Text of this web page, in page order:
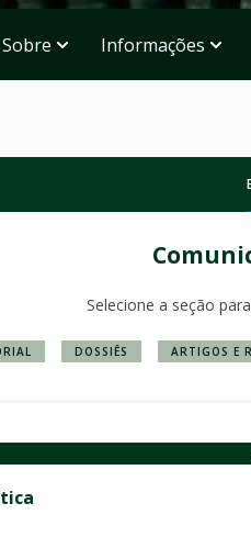
Sobre Informações
Selecione a seção
DOSSIÊS ARTIGOS E